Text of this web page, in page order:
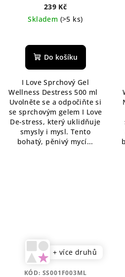
239 Kč
Skladem (>5 ks)
hodnocení
produktu
z
5
hvězdiček.
Do košíku
I Love Sprchový Gel
Wellness Destress 500 ml
Uvolněte se a odpočiňte si
se sprchovým gelem I Love
De-stress, který uklidňuje
smysly i mysl. Tento
bohatý, pěnivý mycí...
+ více druhů
KÓD: SS001F003ML